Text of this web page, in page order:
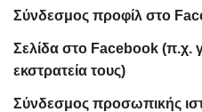
Σύνδεσμος προφίλ στο
Σελίδα στο Facebook (π.χ.
εκστρατεία τους)
Σύνδεσμος προσωπικής